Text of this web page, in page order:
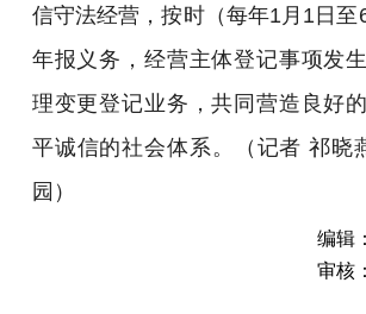
信守法经营，按时（每年1月1日至
年报义务，经营主体登记事项发
理变更登记业务，共同营造良好
平诚信的社会体系。（记者 祁晓
园）
编辑
审核